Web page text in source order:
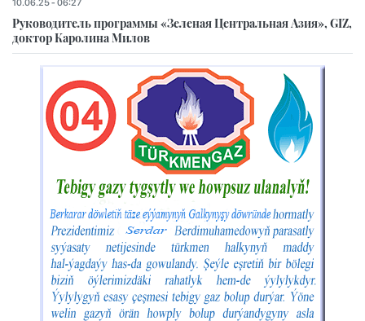
10.06.25 - 06:27
Руководитель программы «Зеленая Центральная Азия», GIZ,
доктор Каролина Милов